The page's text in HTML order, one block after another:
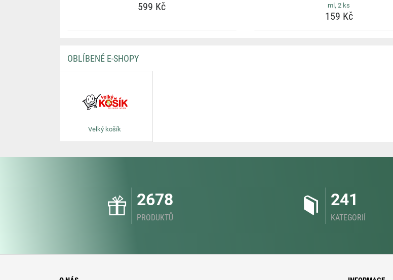
599 Kč
ml, 2 ks
159 Kč
OBLÍBENÉ E-SHOPY
Velký košík
2678
PRODUKTŮ
241
KATEGORIÍ